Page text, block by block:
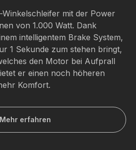
mit der Power
von 1.000 Watt. Dank
intelligentem Brake System,
1 Sekunde zum stehen bringt,
den Motor bei Aufprall
er einen noch höheren
Komfort.
Mehr erfahren